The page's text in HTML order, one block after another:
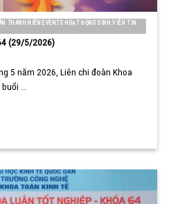
THANH NIÊN EVENTS HOẠT ĐỘNG SINH VIÊN TIN
(29/5/2026)
5 năm 2026, Liên chi đoàn Khoa
…